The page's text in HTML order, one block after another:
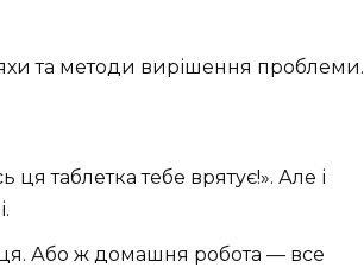
та методи вирішення проблеми.
ця таблетка тебе врятує!». Але і
Або ж домашня робота — все